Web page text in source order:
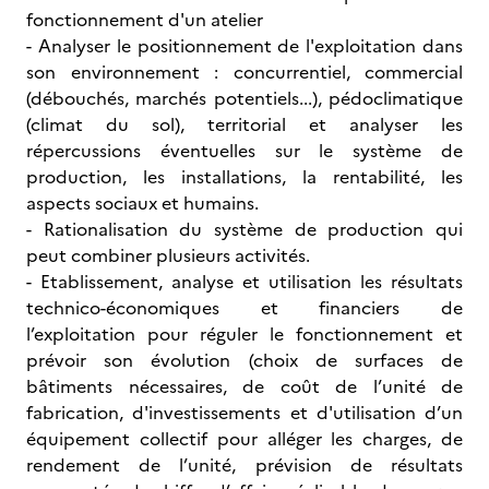
fonctionnement d'un atelier
- Analyser le positionnement de l'exploitation dans
son environnement : concurrentiel, commercial
(débouchés, marchés potentiels...), pédoclimatique
(climat du sol), territorial et analyser les
répercussions éventuelles sur le système de
production, les installations, la rentabilité, les
aspects sociaux et humains.
- Rationalisation du système de production qui
peut combiner plusieurs activités.
- Etablissement, analyse et utilisation les résultats
technico-économiques et financiers de
l’exploitation pour réguler le fonctionnement et
prévoir son évolution (choix de surfaces de
bâtiments nécessaires, de coût de l’unité de
fabrication, d'investissements et d'utilisation d’un
équipement collectif pour alléger les charges, de
rendement de l’unité, prévision de résultats